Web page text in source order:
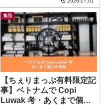
食品
【ちぇりまっぷ有料限定記
事】ベトナムで Copi
Luwak 考・あくまで個人